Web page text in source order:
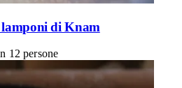
di Knam
12 persone